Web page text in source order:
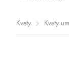
Kvety Kvety